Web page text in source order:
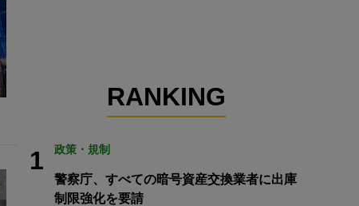
RANKING
1 政策・規制
警察庁、すべての暗号資産交換業者に出庫
制限強化を要請